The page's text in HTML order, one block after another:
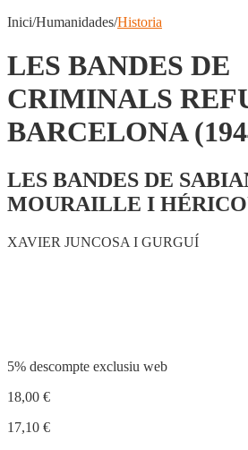
Inici/Humanidades/Historia
LES BANDES DE
CRIMINALS
BARCELONA
LES BANDES DE
MOURAILLE I
XAVIER JUNCOSA I GURGUÍ
5% descompte exclusiu web
18,00 €
17,10 €